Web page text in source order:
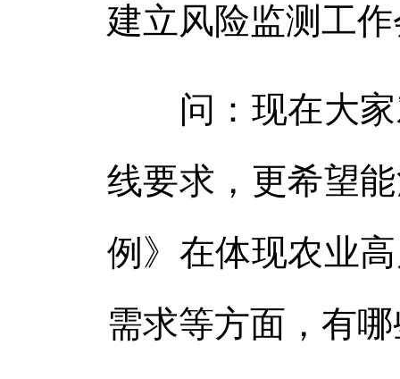
建立风险监测工
问：现在大家
线要求，更希望
例》在体现农业
需求等方面，有